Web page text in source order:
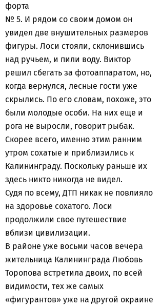
форта
№ 5. И рядом со своим домом он
увидел две внушительных размеров
фигуры. Лоси стояли, склонившись
над ручьем, и пили воду. Виктор
решил сбегать за фотоаппаратом, но,
когда вернулся, лесные гости уже
скрылись. По его словам, похоже, это
были молодые особи. На них еще и
рога не выросли, говорит рыбак.
Скорее всего, именно этим ранним
утром сохатые и приблизились к
Калининграду. Поскольку раньше их
здесь никто никогда не видел.
Судя по всему, ДТП никак не повлияло
на здоровье сохатого. Лоси
продолжили свое путешествие
вблизи цивилизации.
В районе уже восьми часов вечера
жительница Калининграда Любовь
Торопова встретила двоих, по всей
видимости, тех же самых
«фигурантов» уже на другой окраине